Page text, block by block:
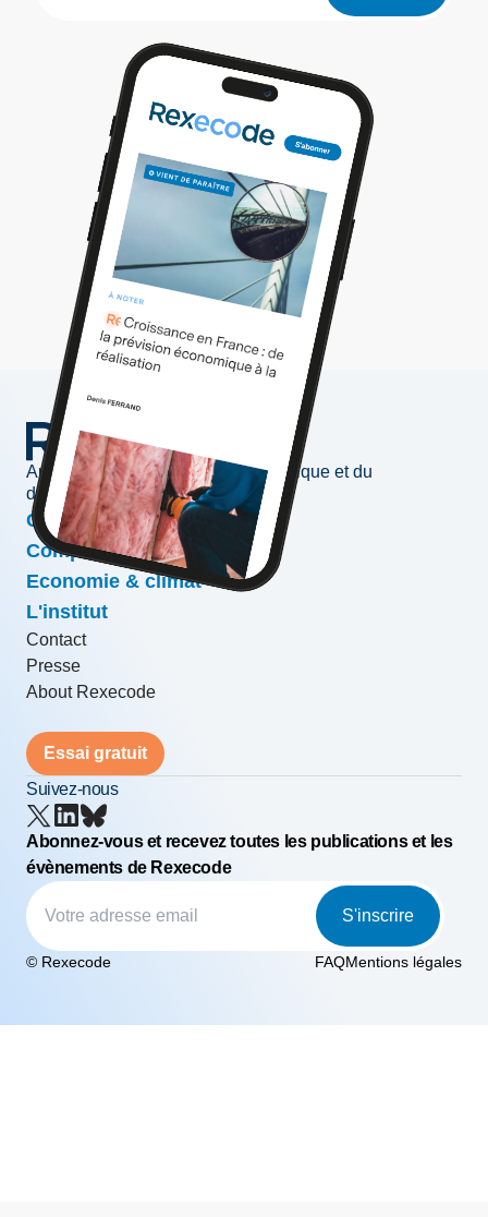
Au service de l'information économique et du
développement des entreprises
Conjoncture & prévisions
Compétitivité & croissance
Economie & climat
L'institut
Contact
Presse
About Rexecode
Essai gratuit
Suivez-nous
Abonnez-vous et recevez toutes les publications et les
évènements de Rexecode
S'inscrire
© Rexecode FAQMentions légales